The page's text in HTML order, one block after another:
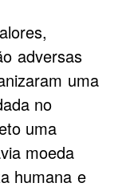
adversas
uma
no
uma
moeda
humana e